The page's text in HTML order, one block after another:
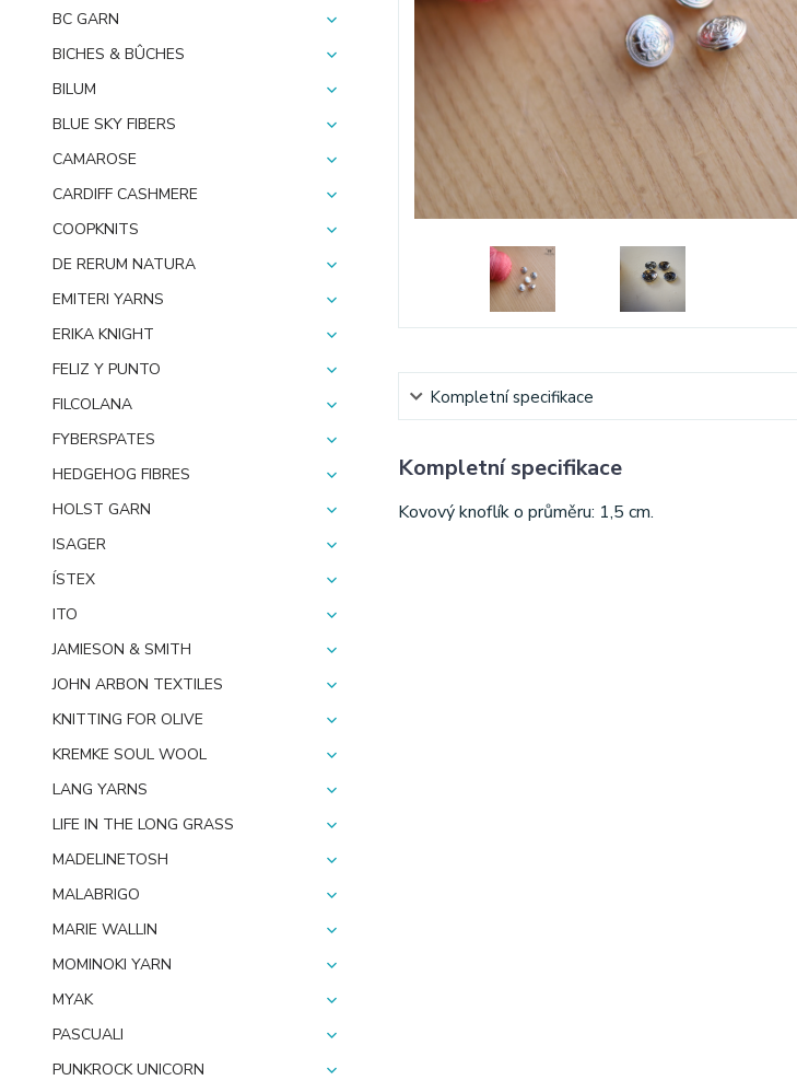
BC GARN
BICHES & BÛCHES
BILUM
BLUE SKY FIBERS
CAMAROSE
CARDIFF CASHMERE
COOPKNITS
DE RERUM NATURA
EMITERI YARNS
ERIKA KNIGHT
FELIZ Y PUNTO
FILCOLANA
FYBERSPATES
HEDGEHOG FIBRES
HOLST GARN
ISAGER
ÍSTEX
ITO
JAMIESON & SMITH
JOHN ARBON TEXTILES
KNITTING FOR OLIVE
KREMKE SOUL WOOL
LANG YARNS
LIFE IN THE LONG GRASS
MADELINETOSH
MALABRIGO
MARIE WALLIN
MOMINOKI YARN
MYAK
PASCUALI
PUNKROCK UNICORN
Kompletní specifikace
Kompletní specifikace
Kovový knoflík o průměru: 1,5 cm.